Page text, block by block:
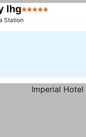
Ihg5 Počet hvězdiček
Station